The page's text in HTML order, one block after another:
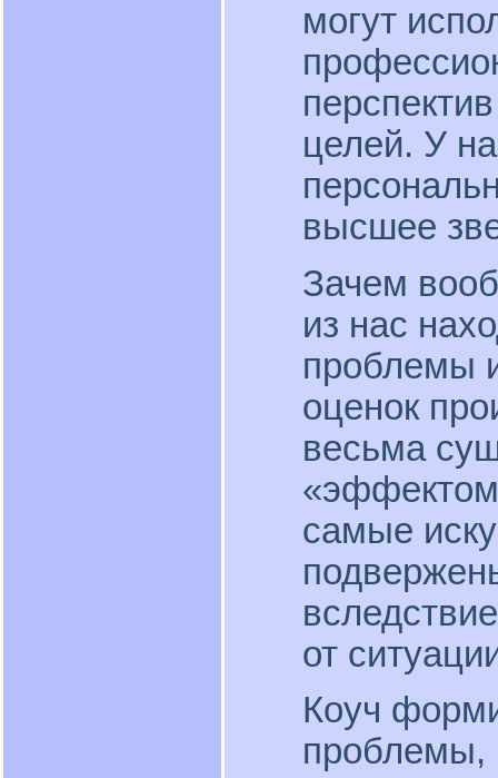
могут
целей. У
высшее
Зачем
из нас
проблемы
оценок
весьма
самые
от
Коуч
проблемы,